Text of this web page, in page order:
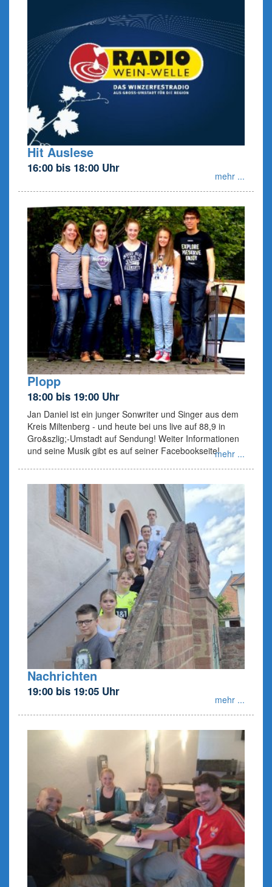
Hit Auslese
16:00 bis 18:00 Uhr
mehr ...
Plopp
18:00 bis 19:00 Uhr
Jan Daniel ist ein junger Sonwriter und Singer aus dem
Kreis Miltenberg - und heute bei uns live auf 88,9 in
Gro&szlig;-Umstadt auf Sendung! Weiter Informationen
und seine Musik gibt es auf seiner Facebookseite!mehr ...
Nachrichten
19:00 bis 19:05 Uhr
mehr ...